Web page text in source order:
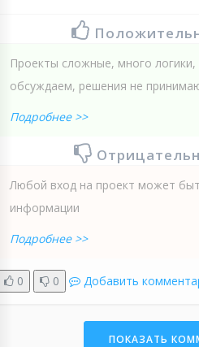
Проекты сложные, много логики,
обсуждаем, решения не
Подробнее >>
Любой вход на проект может
информации
Подробнее >>
0 0 Добавить
ПОКАЗАТЬ